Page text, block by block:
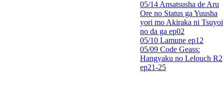
05/14 Ansatsusha de Aru
Ore no Status ga Yuusha
yori mo Akiraka ni Tsuyoi
no da ga ep02
05/10 Lamune ep12
05/09 Code Geass:
Hangyaku no Lelouch R2
ep21-25